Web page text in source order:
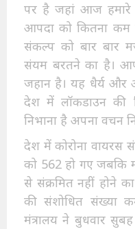
पर है जहां आज
आपदा को कितना
संकल्प को बार बार
संयम बरतने का है।
जहान है। यह धैर्य
देश में लॉकडाउन की
निभाना है अपना वचन
देश में कोरोना वायरस
को 562 हो गए जबकि
से संक्रमित नहीं होने
की संशोधित संख्या
मंत्रालय ने बुधवार